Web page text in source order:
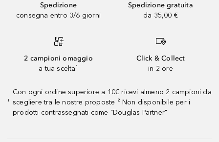
Spedizione
consegna entro 3/6 giorni
Spedizione gratuita
da 35,00 €
2 campioni omaggio
a tua scelta¹
Click & Collect
in 2 ore
¹
Con ogni ordine superiore a 10€ ricevi almeno 2 campioni da
scegliere tra le nostre proposte ² Non disponibile per i
prodotti contrassegnati come "Douglas Partner"